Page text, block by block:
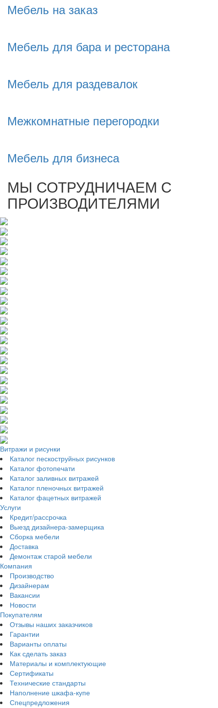
Мебель на заказ
Мебель для бара и ресторана
Мебель для раздевалок
Межкомнатные перегородки
Мебель для бизнеса
МЫ СОТРУДНИЧАЕМ С
ПРОИЗВОДИТЕЛЯМИ
Витражи и рисунки
Каталог пескоструйных рисунков
Каталог фотопечати
Каталог заливных витражей
Каталог пленочных витражей
Каталог фацетных витражей
Услуги
Кредит/рассрочка
Выезд дизайнера-замерщика
Сборка мебели
Доставка
Демонтаж старой мебели
Компания
Производство
Дизайнерам
Вакансии
Новости
Покупателям
Отзывы наших заказчиков
Гарантии
Варианты оплаты
Как сделать заказ
Материалы и комплектующие
Сертификаты
Технические стандарты
Наполнение шкафа-купе
Спецпредложения